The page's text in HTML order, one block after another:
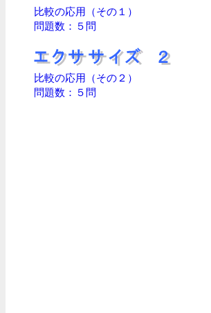
比較の応用（その１）
問題数：５問
比較の応用（その２）
問題数：５問